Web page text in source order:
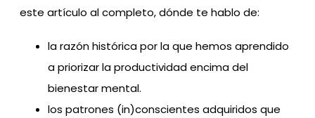
este artículo al completo, dónde te hablo de:
la razón histórica por la que hemos aprendido
a priorizar la productividad encima del
bienestar mental.
los patrones (in)conscientes adquiridos que